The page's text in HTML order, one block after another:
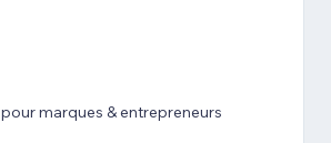
marques & entrepreneurs